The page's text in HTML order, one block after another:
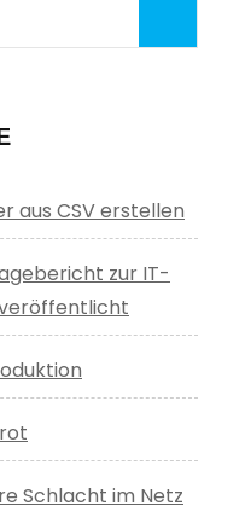
aus CSV erstellen
zur IT-
Schlacht im Netz